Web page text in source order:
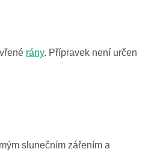
rány. Přípravek není určen
slunečním zářením a